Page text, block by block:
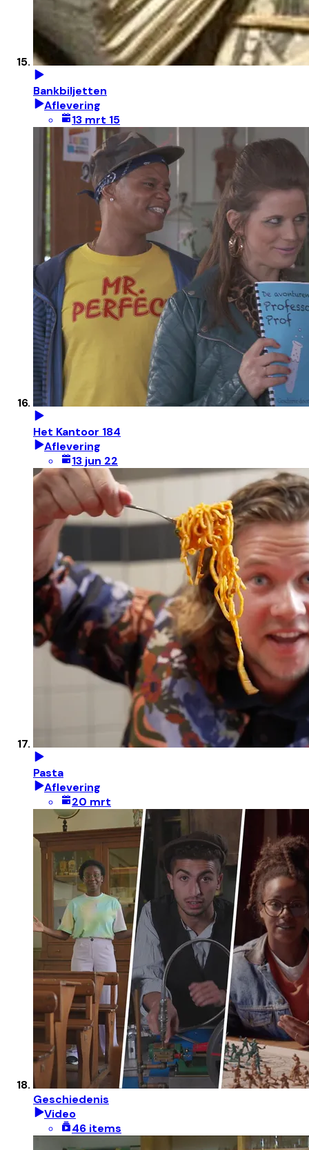
Bankbiljetten
Aflevering
13 mrt 15
Het Kantoor 184
Aflevering
13 jun 22
Pasta
Aflevering
20 mrt
Geschiedenis
Video
46 items